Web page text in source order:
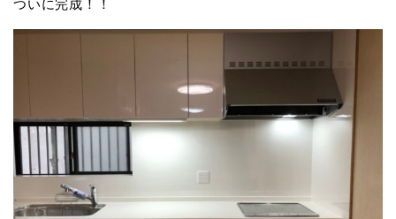
ついに完成！！